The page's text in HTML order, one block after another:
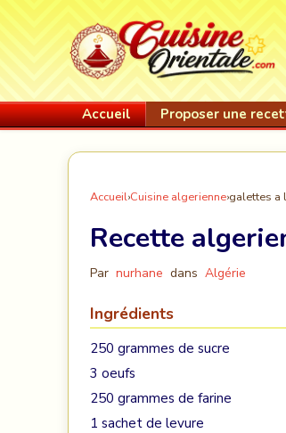
Accueil Proposer une
Accueil›Cuisine algerienne›galettes a
Recette
Par nurhane dans Algérie
Ingrédients
250 grammes de sucre
3 oeufs
250 grammes de farine
1 sachet de levure